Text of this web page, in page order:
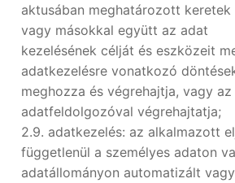
aktusában meghatározott
vagy másokkal együtt az adat
kezelésének célját és eszközeit
adatkezelésre vonatkozó
meghozza és végrehajtja, vagy az
adatfeldolgozóval végrehajtatja;
2.9. adatkezelés: az alkalmazott
függetlenül a személyes adaton
adatállományon automatizált